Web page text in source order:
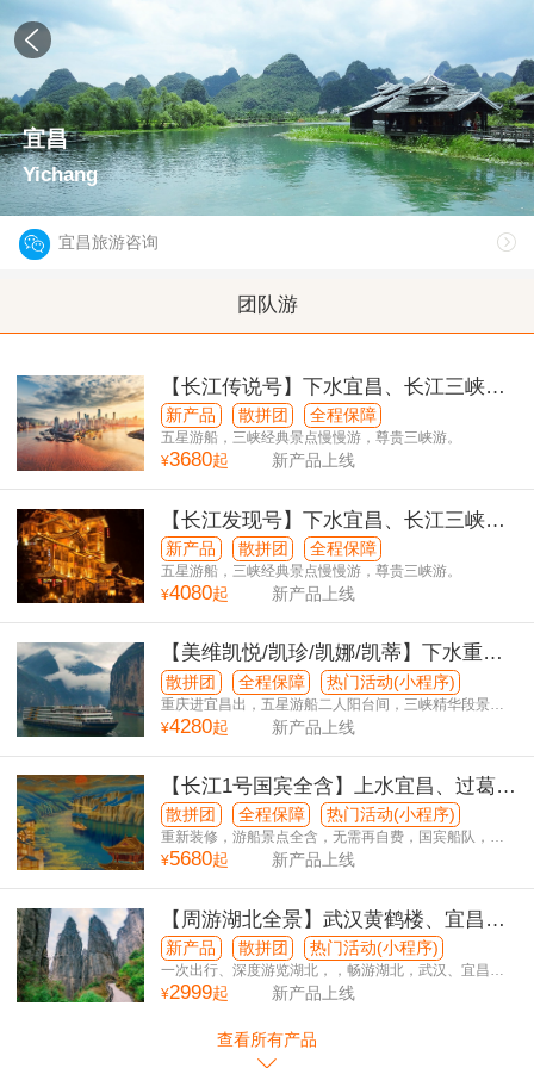
宜昌
Yichang
宜昌旅游咨询
团队游
【长江传说号】下水宜昌、长江三峡、
重庆双动6日游
新产品 散拼团 全程保障
五星游船，三峡经典景点慢慢游，尊贵三峡游。
¥3680起 新产品上线
【长江发现号】下水宜昌、长江三峡、
重庆动飞5日游
新产品 散拼团 全程保障
五星游船，三峡经典景点慢慢游，尊贵三峡游。
¥4080起 新产品上线
【美维凯悦/凯珍/凯娜/凯蒂】下水重
庆、长江三峡、宜昌双动6日游
散拼团 全程保障 热门活动(小程序)
重庆进宜昌出，五星游船二人阳台间，三峡精华段景点
一网打尽，适合享受度假游。
¥4280起 新产品上线
【长江1号国宾全含】上水宜昌、过葛洲
坝、体验升船机、长江三峡、重庆动卧7
日游
散拼团 全程保障 热门活动(小程序)
重新装修，游船景点全含，无需再自费，国宾船队，五
星游船，不走回头路
¥5680起 新产品上线
【周游湖北全景】武汉黄鹤楼、宜昌三
峡大坝、武当山、恩施大峡谷，女儿
城，青江大峡谷，黄鹤峰林 双卧精华10
日游
新产品 散拼团 热门活动(小程序)
一次出行、深度游览湖北，，畅游湖北，武汉、宜昌、
三峡、问道武当，情系恩施山水之旅。
¥2999起 新产品上线
查看所有产品